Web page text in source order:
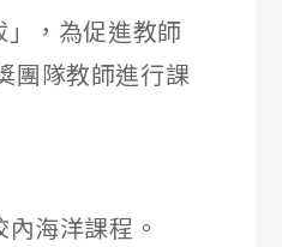
，為促進教師
團隊教師進行課
海洋課程。